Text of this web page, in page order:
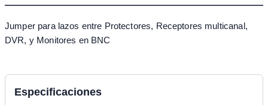
Jumper para lazos entre Protectores, Receptores multicanal,
DVR, y Monitores en BNC
Especificaciones